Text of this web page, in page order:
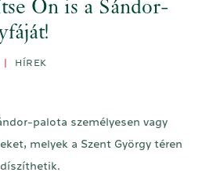
Ön is a Sándor-
HÍREK
palota személyesen vagy
melyek a Szent György téren